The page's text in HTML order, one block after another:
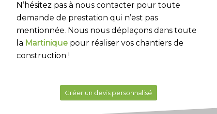
N’hésitez pas à nous contacter pour toute
demande de prestation qui n’est pas
mentionnée. Nous nous déplaçons dans toute
la Martinique pour réaliser vos chantiers de
construction !
Créer un devis personnalisé